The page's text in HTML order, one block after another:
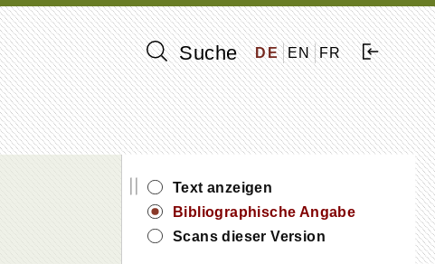
Suche DE EN FR
||
Text anzeigen
Bibliographische Angabe
Scans dieser Version